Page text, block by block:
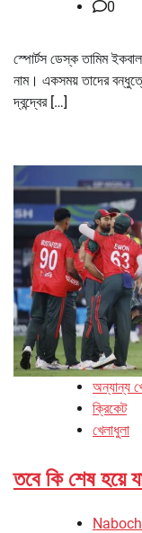
0
স্পোর্টস ডেস্ক তামিম
নাম। একসময় তাদের
দ্বন্দ্বের […]
অন্যান্য
ক্রিকেট
খেলাধুলা
তবে কি শেষ হয়ে